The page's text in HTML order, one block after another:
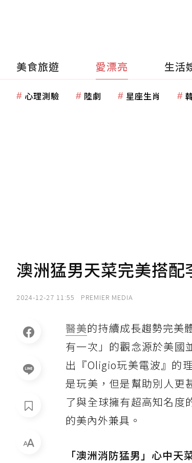
美食旅遊 愛漂亮 生活
心理測驗 陸劇 星座生肖
澳洲猛男天菜完美搭
2024-12-27 11:55 PREMIER MEDIA
醫美的持續成長趨勢完美
有一次」的觀念源於美國
出『Oligio玩美電波』的
是玩美，但是幫助別人更
了與全球擁有超高知名度
的美內外兼具。
「澳洲消防猛男」心中天